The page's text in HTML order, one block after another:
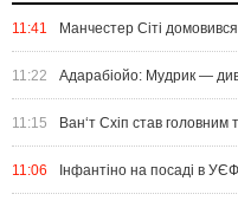
11:41 Манчестер Сіті
11:22 Адарабіойо: Мудрик —
11:15 Ван‘т Схіп став головним
11:06 Інфантіно на посаді в